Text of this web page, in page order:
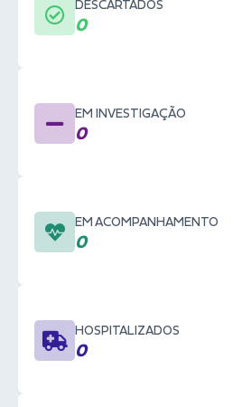
DESCARTADOS
0
EM INVESTIGAÇÃO
0
EM ACOMPANHAMENTO
0
HOSPITALIZADOS
0